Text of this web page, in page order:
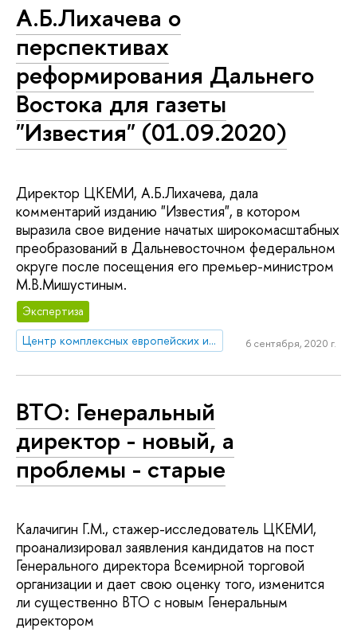
А.Б.Лихачева о
перспективах
реформирования Дальнего
Востока для газеты
"Известия" (01.09.2020)
Директор ЦКЕМИ, А.Б.Лихачева, дала
комментарий изданию "Известия", в котором
выразила свое видение начатых широкомасштабных
преобразований в Дальневосточном федеральном
округе после посещения его премьер-министром
М.В.Мишустиным.
Экспертиза
Центр комплексных европейских и международных исследований (ЦКЕМИ)
6 сентября, 2020 г.
ВТО: Генеральный
директор - новый, а
проблемы - старые
Калачигин Г.М., стажер-исследователь ЦКЕМИ,
проанализировал заявления кандидатов на пост
Генерального директора Всемирной торговой
организации и дает свою оценку того, изменится
ли существенно ВТО с новым Генеральным
директором